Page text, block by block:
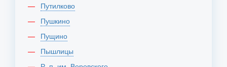
Путилково
Пушкино
Пущино
Пышлицы